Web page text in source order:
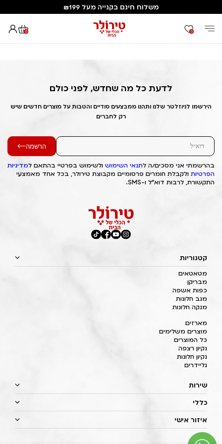
משלוח חינם בקנייה מעל ₪199
0 0
דף הבית Out of Stock Alert 2025/07/21 1753069135
לדעת כל מה שחדש, לפני כולם
הירשמו לניוזלטר שלנו ותהנו ממבצעים סודיים והטבות על מוצרים חדשים שיש
רק לחברים
הרשמה
בהרשמתי אני מסכים/ה לתנאי השימוש ולשימוש בפרטיי בהתאם למדיניות
הפרטיות ולקבלת חומרים פרסומיים מקבוצת טירולר, בכל אחד מאמצעי
התקשורת, לרבות דוא"ל ו-SMS.
קטגוריות
מטאטאים
מבריקן
כפות אשפה
מגב חלונות
מנקה חלונות
מארזים
מוצרים משלימים
כל המוצרים
נקיון רצפה
נקיון חלונות
גליידרים
שירות
כללי
איזור אישי